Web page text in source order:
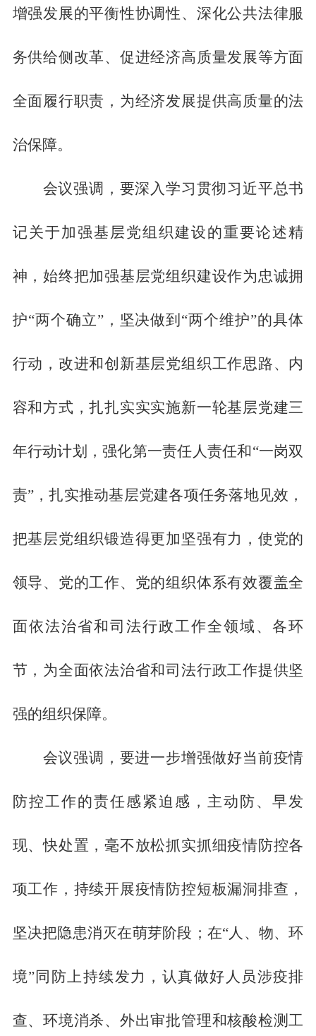
增强发展的平衡性协调性、深化公共法律服
务供给侧改革、促进经济高质量发展等方面
全面履行职责，为经济发展提供高质量的法
治保障。
会议强调，要深入学习贯彻习近平总书
记关于加强基层党组织建设的重要论述精
神，始终把加强基层党组织建设作为忠诚拥
护“两个确立”，坚决做到“两个维护”的具体
行动，改进和创新基层党组织工作思路、内
容和方式，扎扎实实实施新一轮基层党建三
年行动计划，强化第一责任人责任和“一岗双
责”，扎实推动基层党建各项任务落地见效，
把基层党组织锻造得更加坚强有力，使党的
领导、党的工作、党的组织体系有效覆盖全
面依法治省和司法行政工作全领域、各环
节，为全面依法治省和司法行政工作提供坚
强的组织保障。
会议强调，要进一步增强做好当前疫情
防控工作的责任感紧迫感，主动防、早发
现、快处置，毫不放松抓实抓细疫情防控各
项工作，持续开展疫情防控短板漏洞排查，
坚决把隐患消灭在萌芽阶段；在“人、物、环
境”同防上持续发力，认真做好人员涉疫排
查、环境消杀、外出审批管理和核酸检测工